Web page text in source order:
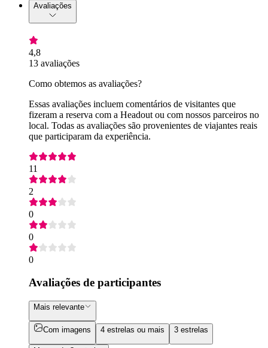
Avaliações
4,8
13 avaliações
Como obtemos as avaliações?
Essas avaliações incluem comentários de visitantes que
fizeram a reserva com a Headout ou com nossos parceiros no
local. Todas as avaliações são provenientes de viajantes reais
que participaram da experiência.
11
2
0
0
0
Avaliações de participantes
Mais relevante
Com imagens 4 estrelas ou mais 3 estrelas